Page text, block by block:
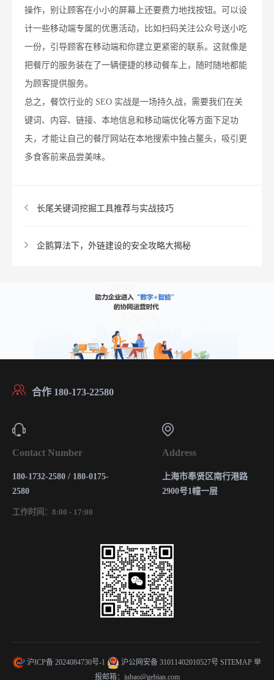
操作，别让顾客在小小的屏幕上还要费力地找按钮。可以设
计一些移动端专属的优惠活动，比如扫码关注公众号送小吃
一份，引导顾客在移动端和你建立更紧密的联系。这就像是
把餐厅的服务装在了一辆便捷的移动餐车上，随时随地都能
为顾客提供服务。
总之，餐饮行业的 SEO 实战是一场持久战，需要我们在关
键词、内容、链接、本地信息和移动端优化等方面下足功
夫，才能让自己的餐厅网站在本地搜索中独占鳌头，吸引更
多食客前来品尝美味。
长尾关键词挖掘工具推荐与实战技巧
企鹅算法下，外链建设的安全攻略大揭秘
合作 180-173-22580
Contact Number
180-1732-2580 / 180-0175-
2580
工作时间：8:00 - 17:00
Address
上海市奉贤区南行港路
2900号1幢一层
沪ICP备 2024084730号-1 沪公网安备 31011402010527号 SITEMAP 举
报邮箱：jubao@gebian.com